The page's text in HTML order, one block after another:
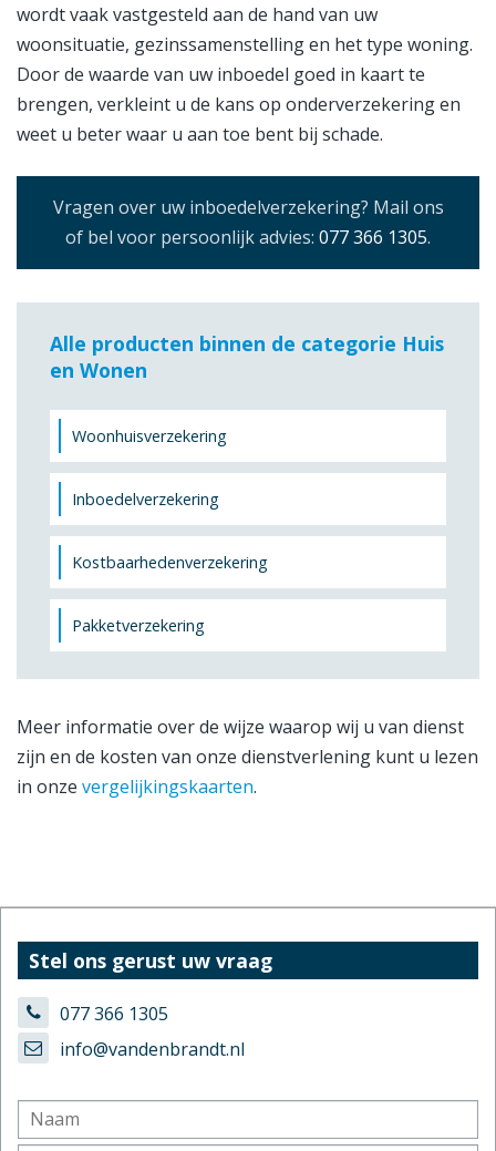
wordt vaak vastgesteld aan de hand van uw
woonsituatie, gezinssamenstelling en het type woning.
Door de waarde van uw inboedel goed in kaart te
brengen, verkleint u de kans op onderverzekering en
weet u beter waar u aan toe bent bij schade.
Vragen over uw inboedelverzekering? Mail ons
of bel voor persoonlijk advies: 077 366 1305.
Alle producten binnen de categorie Huis
en Wonen
Woonhuisverzekering
Inboedelverzekering
Kostbaarhedenverzekering
Pakketverzekering
Meer informatie over de wijze waarop wij u van dienst
zijn en de kosten van onze dienstverlening kunt u lezen
in onze vergelijkingskaarten.
Stel ons gerust uw vraag
077 366 1305
info@vandenbrandt.nl